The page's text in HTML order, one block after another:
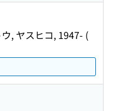
, ヤスヒコ, 1947- (